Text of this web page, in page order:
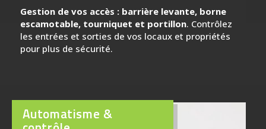
Gestion de vos accès : barrière levante, borne
escamotable, tourniquet et portillon. Contrôlez
les entrées et sorties de vos locaux et propriétés
pour plus de sécurité.
Automatisme &